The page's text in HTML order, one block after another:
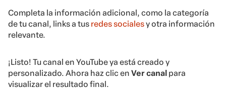
Completa la información adicional, como la categoría
de tu canal, links a tus redes socialesy otra información
relevante.
¡Listo! Tu canal en YouTube ya está creado y
personalizado. Ahora haz clic en Ver canal para
visualizar el resultado final.